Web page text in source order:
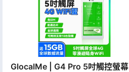
GlocalMe | G4 Pro 5吋觸控螢幕